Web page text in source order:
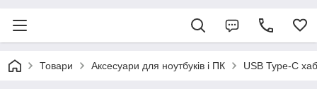
Товари Аксесуари для ноутбуків і ПК USB Type-C